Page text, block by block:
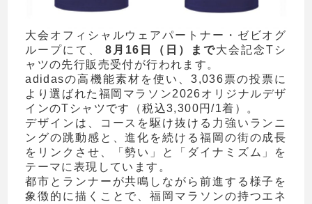
大会オフィシャルウェアパートナー・ゼビオグ
ループにて、 8月16日（日）まで大会記念Tシ
ャツの先行販売受付が行われます。
adidasの高機能素材を使い、3,036票の投票に
より選ばれた福岡マラソン2026オリジナルデザ
インのTシャツです（税込3,300円/1着）。
デザインは、コースを駆け抜ける力強いランニ
ングの跳動感と、進化を続ける福岡の街の成長
をリンクさせ、「勢い」と「ダイナミズム」を
テーマに表現しています。
都市とランナーが共鳴しながら前進する様子を
象徴的に描くことで、福岡マラソンの持つエネ